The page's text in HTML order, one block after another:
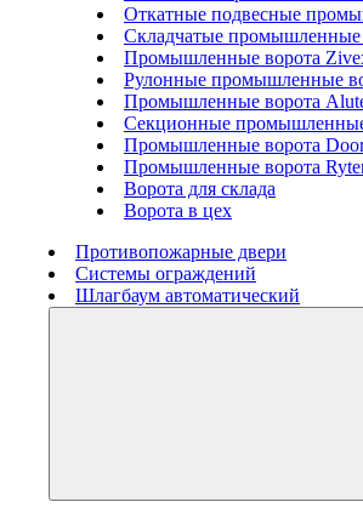
Откатные подвесные
Складчатые промышленные
Промышленные ворота
Рулонные промышленные
Промышленные ворота
Секционные
Промышленные ворота
Промышленные ворота
Ворота для склада
Ворота в цех
Противопожарные двери
Системы ограждений
Шлагбаум автоматический